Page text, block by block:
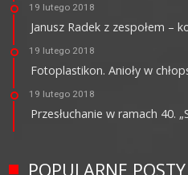
19 lutego 2018
Janusz Radek z zespołem –
19 lutego 2018
Fotoplastikon. Anioły w
19 lutego 2018
Przesłuchanie w ramach 40.
POPULARNE POSTY